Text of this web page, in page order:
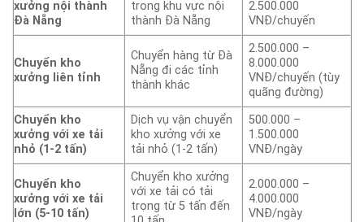
xưởng nội thành
Đà Nẵng
trong khu vực nội
thành Đà Nẵng
2.500.000
VNĐ/chuyến
Chuyển kho
xưởng liên tỉnh
Chuyển hàng từ Đà
Nẵng đi các tỉnh
thành khác
2.500.000 –
8.000.000
VNĐ/chuyến (tùy
quãng đường)
Chuyển kho
xưởng với xe tải
nhỏ (1-2 tấn)
Dịch vụ vận chuyển
kho xưởng với xe
tải nhỏ (1-2 tấn)
500.000 –
1.500.000
VNĐ/ngày
Chuyển kho
xưởng với xe tải
lớn (5-10 tấn)
Chuyển kho xưởng
với xe tải có tải
trọng từ 5 tấn đến
2.000.000 –
4.000.000
VNĐ/ngày